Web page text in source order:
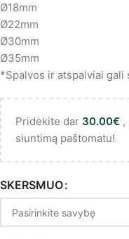
Ø18mm
Ø22mm
Ø30mm
Ø35mm
*Spalvos ir atspalviai
Pridėkite dar 30.00€ ,
siuntimą paštomatu!
SKERSMUO